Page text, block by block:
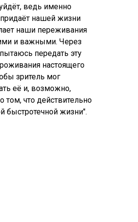
ведь именно
нашей жизни
наши переживания
и важными. Через
передать эту
настоящего
зритель мог
её и, возможно,
том, что действительно
быстротечной жизни".